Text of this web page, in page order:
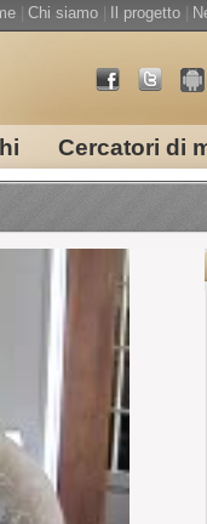
Cercatori di
Chi siamo Il progetto